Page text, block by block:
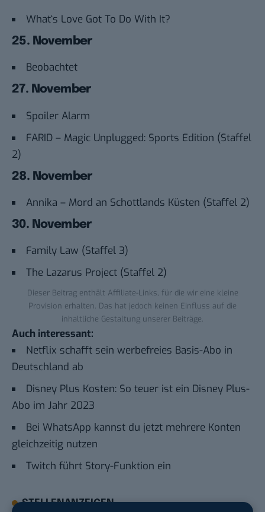
What‘s Love Got To Do With It?
25. November
Beobachtet
27. November
Spoiler Alarm
FARID – Magic Unplugged: Sports Edition (Staffel
2)
28. November
Annika – Mord an Schottlands Küsten (Staffel 2)
30. November
Family Law (Staffel 3)
The Lazarus Project (Staffel 2)
Dieser Beitrag enthält Affiliate-Links, für die wir eine kleine
Provision erhalten. Das hat jedoch keinen Einfluss auf die
inhaltliche Gestaltung unserer Beiträge.
Auch interessant:
Netflix schafft sein werbefreies Basis-Abo in
Deutschland ab
Disney Plus Kosten: So teuer ist ein Disney Plus-
Abo im Jahr 2023
Bei WhatsApp kannst du jetzt mehrere Konten
gleichzeitig nutzen
Twitch führt Story-Funktion ein
STELLENANZEIGEN